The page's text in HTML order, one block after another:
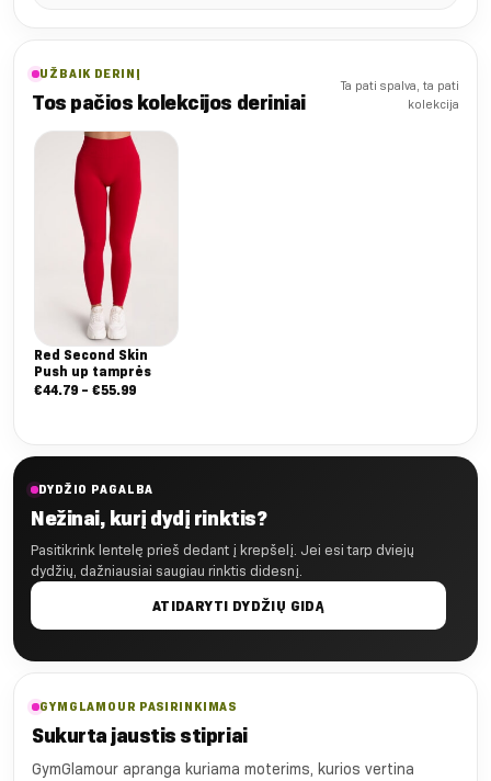
UŽBAIK DERINĮ
Tos pačios kolekcijos deriniai
Ta pati spalva, ta pati
kolekcija
Red Second Skin
Push up tamprės
€44.79 – €55.99Nuo:
DYDŽIO PAGALBA
Nežinai, kurį dydį rinktis?
Pasitikrink lentelę prieš dedant į krepšelį. Jei esi tarp dviejų
dydžių, dažniausiai saugiau rinktis didesnį.
ATIDARYTI DYDŽIŲ GIDĄ
GYMGLAMOUR PASIRINKIMAS
Sukurta jaustis stipriai
GymGlamour apranga kuriama moterims, kurios vertina